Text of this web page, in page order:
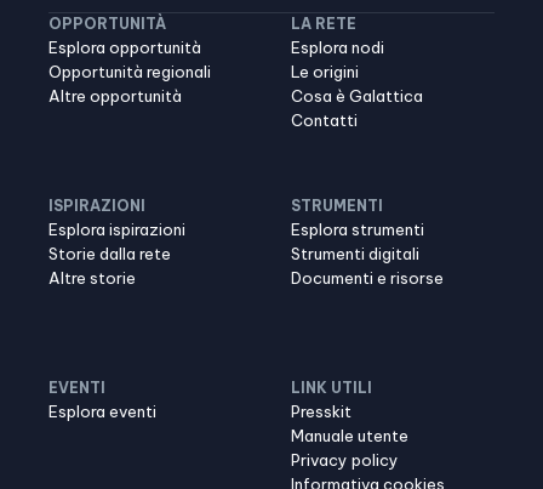
OPPORTUNITÀ
Esplora opportunità
Opportunità regionali
Altre opportunità
LA RETE
Esplora nodi
Le origini
Cosa è Galattica
Contatti
ISPIRAZIONI
Esplora ispirazioni
Storie dalla rete
Altre storie
STRUMENTI
Esplora strumenti
Strumenti digitali
Documenti e risorse
EVENTI
Esplora eventi
LINK UTILI
Presskit
Manuale utente
Privacy policy
Informativa cookies